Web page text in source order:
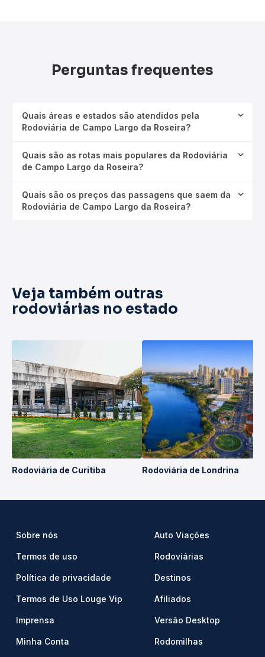
Perguntas frequentes
Quais áreas e estados são atendidos pela
Rodoviária de Campo Largo da Roseira?
Quais são as rotas mais populares da Rodoviária
de Campo Largo da Roseira?
Quais são os preços das passagens que saem da
Rodoviária de Campo Largo da Roseira?
Veja também outras
rodoviárias no estado
Rodoviária de Curitiba Rodoviária de Londrina
Sobre nós
Termos de uso
Política de privacidade
Termos de Uso Louge Vip
Imprensa
Minha Conta
Auto Viações
Rodoviárias
Destinos
Afiliados
Versão Desktop
Rodomilhas